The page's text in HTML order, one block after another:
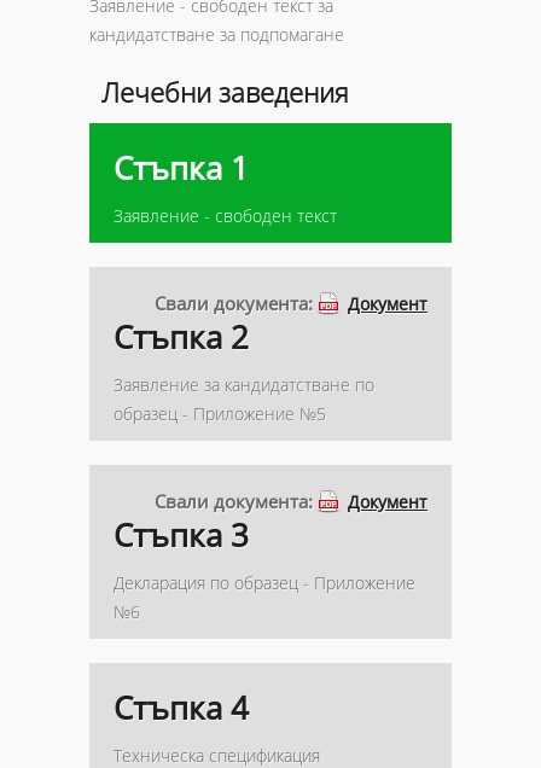
Заявление - свободен текст за
кандидатстване за подпомагане
Лечебни заведения
Стъпка 1
Заявление - свободен текст
Свали документа: Документ
Стъпка 2
Заявление за кандидатстване по
образец - Приложение №5
Свали документа: Документ
Стъпка 3
Декларация по образец - Приложение
№6
Стъпка 4
Техническа спецификация